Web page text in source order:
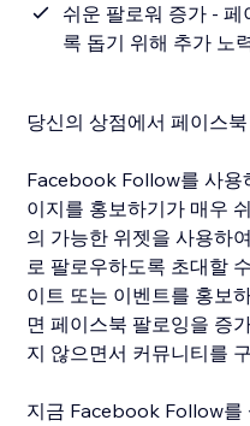
쉬운 팔로워 증가 -
록 돕기 위해 추가 노
당신의 상점에서 페이스
Facebook Follow를 사용
이지를 홍보하기가 매우
의 가능한 위젯을 사용하
로 팔로우하도록 초대할
이트 또는 이벤트를 홍보
면 페이스북 팔로잉을 증
지 않으면서 커뮤니티를
지금 Facebook Follow를